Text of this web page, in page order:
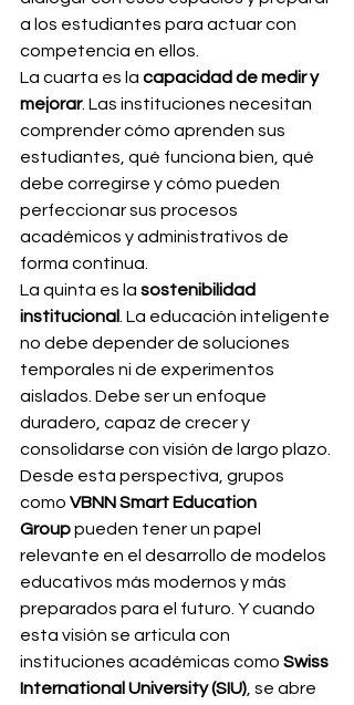
a los estudiantes para actuar con
competencia en ellos.
La cuarta es la capacidad de medir y
mejorar. Las instituciones necesitan
comprender cómo aprenden sus
estudiantes, qué funciona bien, qué
debe corregirse y cómo pueden
perfeccionar sus procesos
académicos y administrativos de
forma continua.
La quinta es la sostenibilidad
institucional . La educación inteligente
no debe depender de soluciones
temporales ni de experimentos
aislados. Debe ser un enfoque
duradero, capaz de crecer y
consolidarse con visión de largo plazo.
Desde esta perspectiva, grupos
como VBNN Smart Education
Group pueden tener un papel
relevante en el desarrollo de modelos
educativos más modernos y más
preparados para el futuro. Y cuando
esta visión se articula con
instituciones académicas como Swiss
International University (SIU) , se abre